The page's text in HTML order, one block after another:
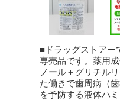
■ドラッグストアー
専売品です。薬用
ノール＋グリチル
た働きで歯周病（
を予防する液体ハ